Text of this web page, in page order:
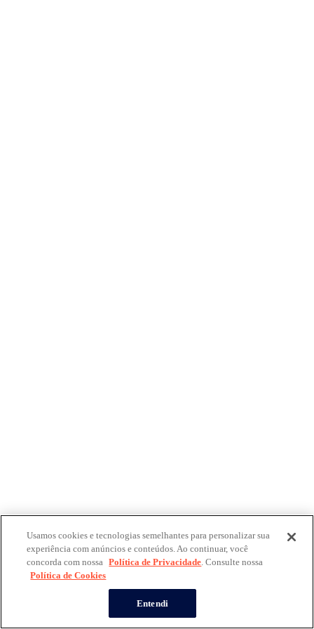
Usamos cookies e tecnologias semelhantes para personalizar sua
experiência com anúncios e conteúdos. Ao continuar, você
concorda com nossa Política de Privacidade. Consulte nossa
Política de Cookies
Entendi